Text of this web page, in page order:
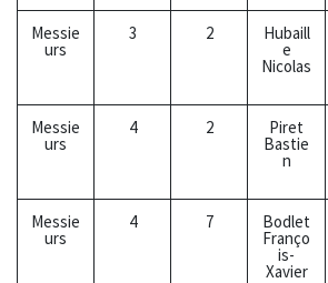
Messie
urs
3 2 Hubaill
e
Nicolas
Messie
urs
4 2 Piret
Bastie
n
Messie
urs
4 7 Bodlet
Franço
is-
Xavier